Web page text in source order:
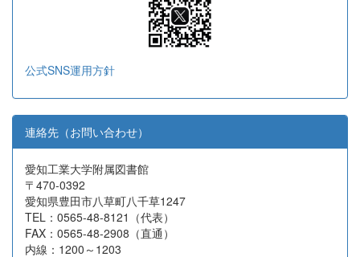
公式SNS運用方針
連絡先（お問い合わせ）
愛知工業大学附属図書館
〒470-0392
愛知県豊田市八草町八千草1247
TEL：0565-48-8121（代表）
FAX：0565-48-2908（直通）
内線：1200～1203